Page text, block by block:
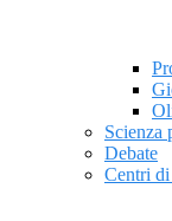
Scienza
Debate
Centri